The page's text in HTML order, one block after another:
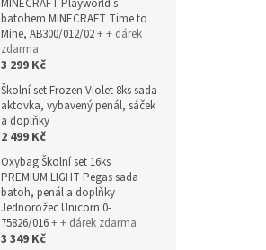
MINECRAFT Playworld s
batohem MINECRAFT Time to
Mine, AB300/012/02+ + dárek
zdarma
3 299 Kč
Školní set Frozen Violet 8ks sada
aktovka, vybavený penál, sáček
a doplňky
2 499 Kč
Oxybag Školní set 16ks
PREMIUM LIGHT Pegas sada
batoh, penál a doplňky
Jednorožec Unicorn 0-
75826/016+ + dárek zdarma
3 349 Kč